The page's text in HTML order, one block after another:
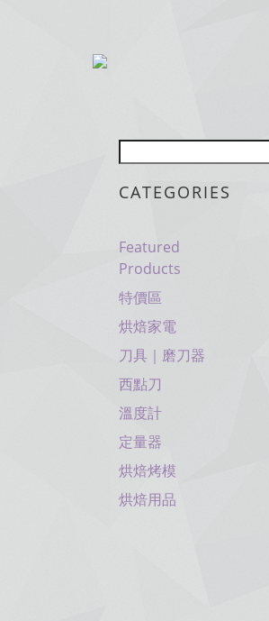
CATEGORIES
Featured
Products
特價區
烘焙家電
刀具｜磨刀器
西點刀
溫度計
定量器
烘焙烤模
烘焙用品